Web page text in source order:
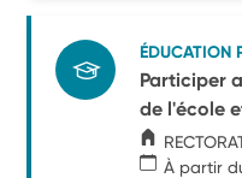
ÉDUCATION
Participer
de l'école
À partir